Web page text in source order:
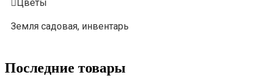
Цветы
Земля садовая, инвентарь
Последние товары